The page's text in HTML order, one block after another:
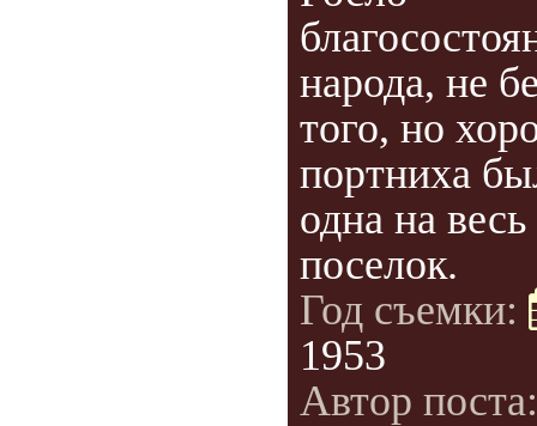
народа, не
того, но
портниха
одна на весь
поселок.
Год съемки:
1953
Автор